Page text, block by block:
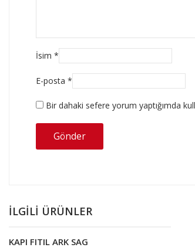
İsim *
E-posta *
Bir dahaki sefere yorum yaptığımda
İLGILI ÜRÜNLER
Devamını oku
KAPI FITIL ARK SAG